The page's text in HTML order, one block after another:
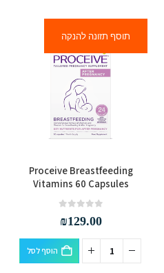
תוסף תזונה להנקה
Proceive Breastfeeding
Vitamins 60 Capsules
₪129.00
הוסף לסל